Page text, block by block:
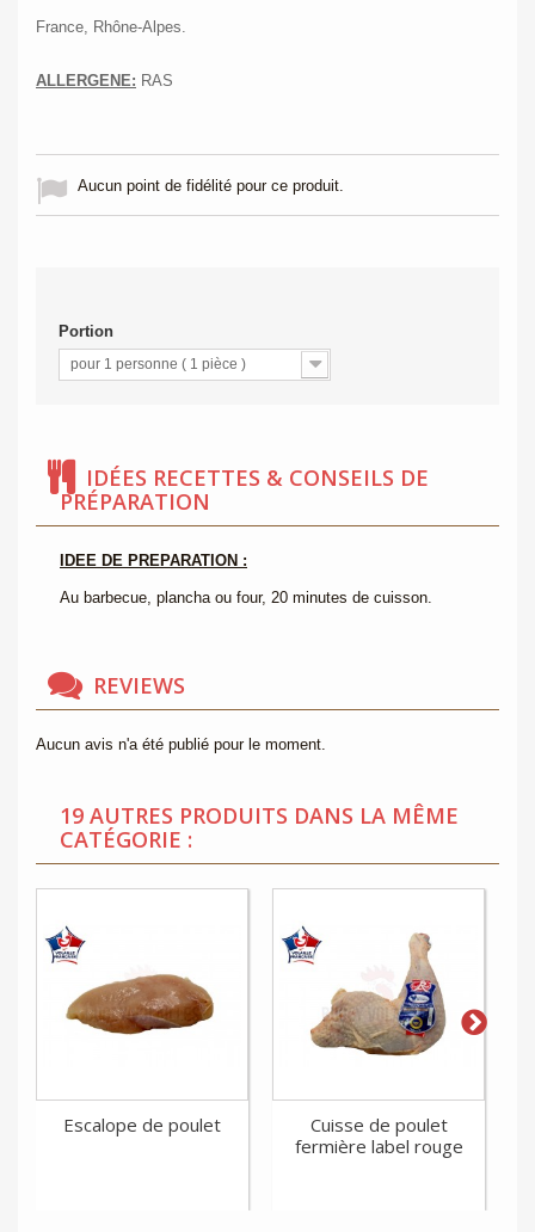
France, Rhône-Alpes.
ALLERGENE: RAS
Aucun point de fidélité pour ce produit.
Portion
pour 1 personne ( 1 pièce )
IDÉES RECETTES & CONSEILS DE
PRÉPARATION
IDEE DE PREPARATION :
Au barbecue, plancha ou four, 20 minutes de cuisson.
REVIEWS
Aucun avis n'a été publié pour le moment.
19 AUTRES PRODUITS DANS LA MÊME
CATÉGORIE :
Escalope de poulet
Cuisse de poulet
fermière label rouge